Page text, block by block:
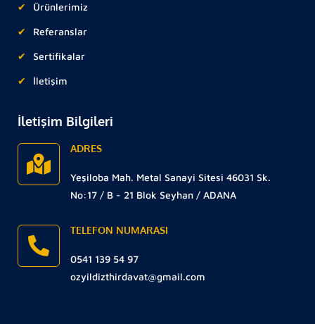
Ürünlerimiz
Referanslar
Sertifikalar
İletişim
İletişim Bilgileri
ADRES
Yeşiloba Mah. Metal Sanayi Sitesi 46031 Sk.
No:17 / B - 21 Blok Seyhan / ADANA
TELEFON NUMARASI
0541 139 54 97
ozyildizthirdavat@gmail.com